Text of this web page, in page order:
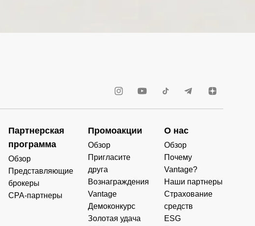
Партнерская
программа
Обзор
Представляющие
брокеры
CPA-партнеры
Промоакции
Обзор
Пригласите
друга
Вознаграждения
Vantage
Демоконкурс
Золотая удача
О нас
Обзор
Почему
Vantage?
Наши партнеры
Страхование
средств
ESG